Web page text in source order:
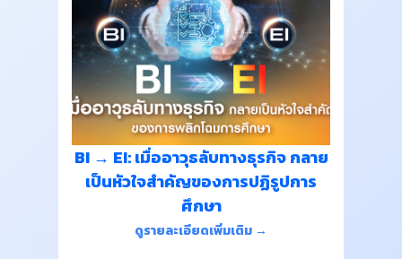
BI → EI: เมื่ออาวุธลับทางธุรกิจ กลาย
เป็นหัวใจสำคัญของการปฏิรูปการ
ศึกษา
ดูรายละเอียดเพิ่มเติม →